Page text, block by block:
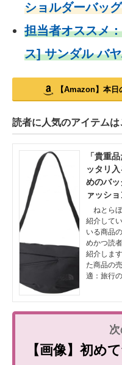
ショルダーバッ
担当者オススメ：
ス] サンダル バ
【Amazon】本
読者に人気のアイテムは
「貴重
ッタリ
めのバ
ァッシ
ねとらぼ
紹介して
いる商品
めかつ読
紹介しま
た商品の
適：旅行
【画像】初め